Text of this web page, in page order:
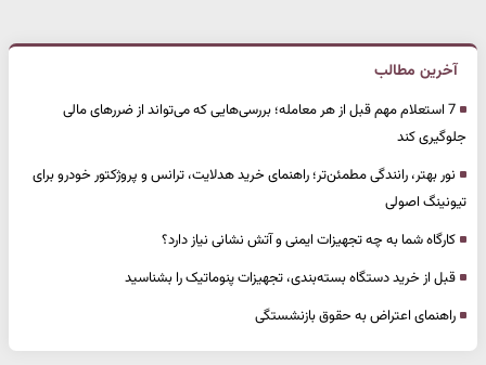
آخرین مطالب
7 استعلام مهم قبل از هر معامله؛ بررسی‌هایی که می‌تواند از ضررهای مالی
جلوگیری کند
نور بهتر، رانندگی مطمئن‌تر؛ راهنمای خرید هدلایت، ترانس و پروژکتور خودرو برای
تیونینگ اصولی
کارگاه شما به چه تجهیزات ایمنی و آتش نشانی نیاز دارد؟
قبل از خرید دستگاه بسته‌بندی، تجهیزات پنوماتیک را بشناسید
راهنمای اعتراض به حقوق بازنشستگی